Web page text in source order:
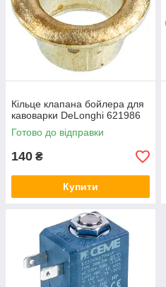
Кільце клапана бойлера для
кавоварки DeLonghi 621986
Готово до відправки
140 ₴
Купити